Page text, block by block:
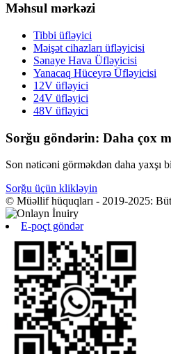
Məhsul mərkəzi
Tibbi üfləyici
Məişət cihazları üfləyicisi
Sənaye Hava Üfləyicisi
Yanacaq Hüceyrə Üfləyicisi
12V üfləyici
24V üfləyici
48V üfləyici
Sorğu göndərin: Daha çox
Son nəticəni görməkdən daha yaxşı
Sorğu üçün klikləyin
© Müəllif hüquqları - 2019-2025:
E-poçt göndər